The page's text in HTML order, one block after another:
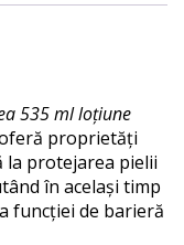
535 ml loțiune
proprietăți
la protejarea pielii
în același timp
funcției de barieră